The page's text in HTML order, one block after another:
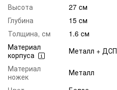
Высота
27 см
Глубина
15 см
Толщина, см
1.6 см
Материал
корпуса
Металл + ДСП
Материал
ножек
Металл